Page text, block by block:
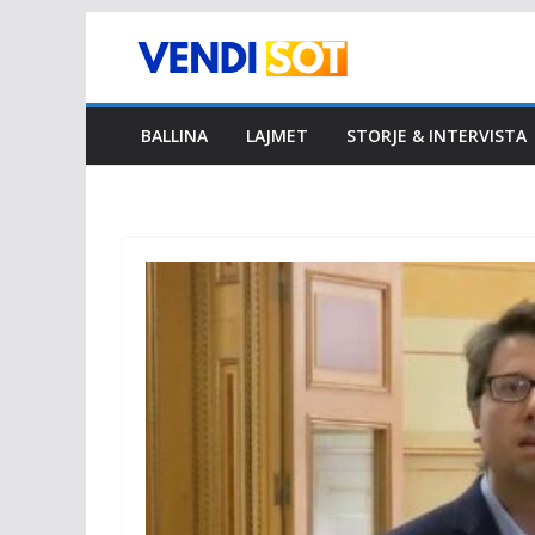
BALLINA LAJMET STORJE & INTERVISTA